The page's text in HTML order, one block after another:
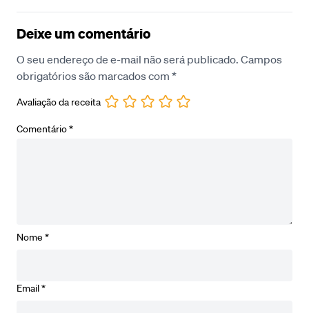
Deixe um comentário
O seu endereço de e-mail não será publicado. Campos
obrigatórios são marcados com *
Avaliação da receita
Comentário*
Nome *
Email*